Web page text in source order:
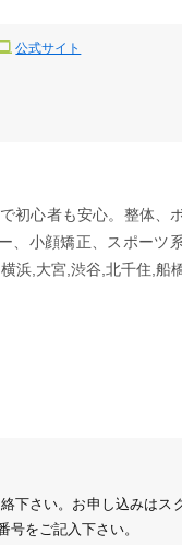
公式サイト
初心者も安心。整体、
、小顔矯正、スポーツ
浜,大宮,渋谷,北千住,船
下さい。お申し込みはス
をご記入下さい。